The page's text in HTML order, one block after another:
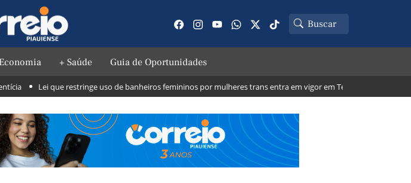
Economia + Saúde Guia de Oportunidades
Lei que restringe uso de banheiros femininos por mulheres trans entra em vigor em Teresina; veja o que muda